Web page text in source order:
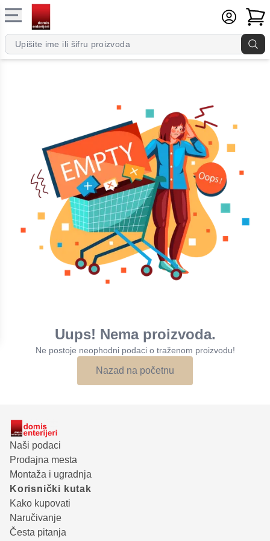
Uups! Nema proizvoda.
Ne postoje neophodni podaci o traženom proizvodu!
Nazad na početnu
Naši podaci
Prodajna mesta
Montaža i ugradnja
Korisnički kutak
Kako kupovati
Naručivanje
Česta pitanja